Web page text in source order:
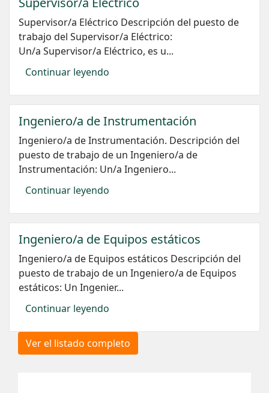
Supervisor/a Eléctrico Descripción del puesto de
trabajo del Supervisor/a Eléctrico:
Un/a Supervisor/a Eléctrico, es u...
Continuar leyendo
Ingeniero/a de Instrumentación
Ingeniero/a de Instrumentación. Descripción del
puesto de trabajo de un Ingeniero/a de
Instrumentación: Un/a Ingeniero...
Continuar leyendo
Ingeniero/a de Equipos estáticos
Ingeniero/a de Equipos estáticos Descripción del
puesto de trabajo de un Ingeniero/a de Equipos
estáticos: Un Ingenier...
Continuar leyendo
Ver el listado completo